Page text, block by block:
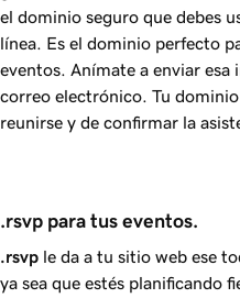
el dominio seguro que debes
línea. Es el dominio perfecto
eventos. Anímate a enviar
correo electrónico. Tu
reunirse y de confirmar la
.rsvp para tus eventos.
.rsvp le da a tu sitio web ese
ya sea que estés planificando